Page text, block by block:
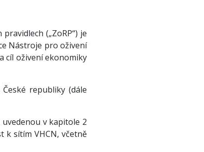
(„ZoRP“) je
Nástroje pro oživení
cíl oživení ekonomiky
republiky (dále
v kapitole 2
k sítím VHCN, včetně